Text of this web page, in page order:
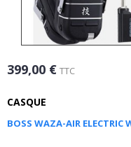
399,00 € TTC
CASQUE
BOSS WAZA-AIR ELECTRIC